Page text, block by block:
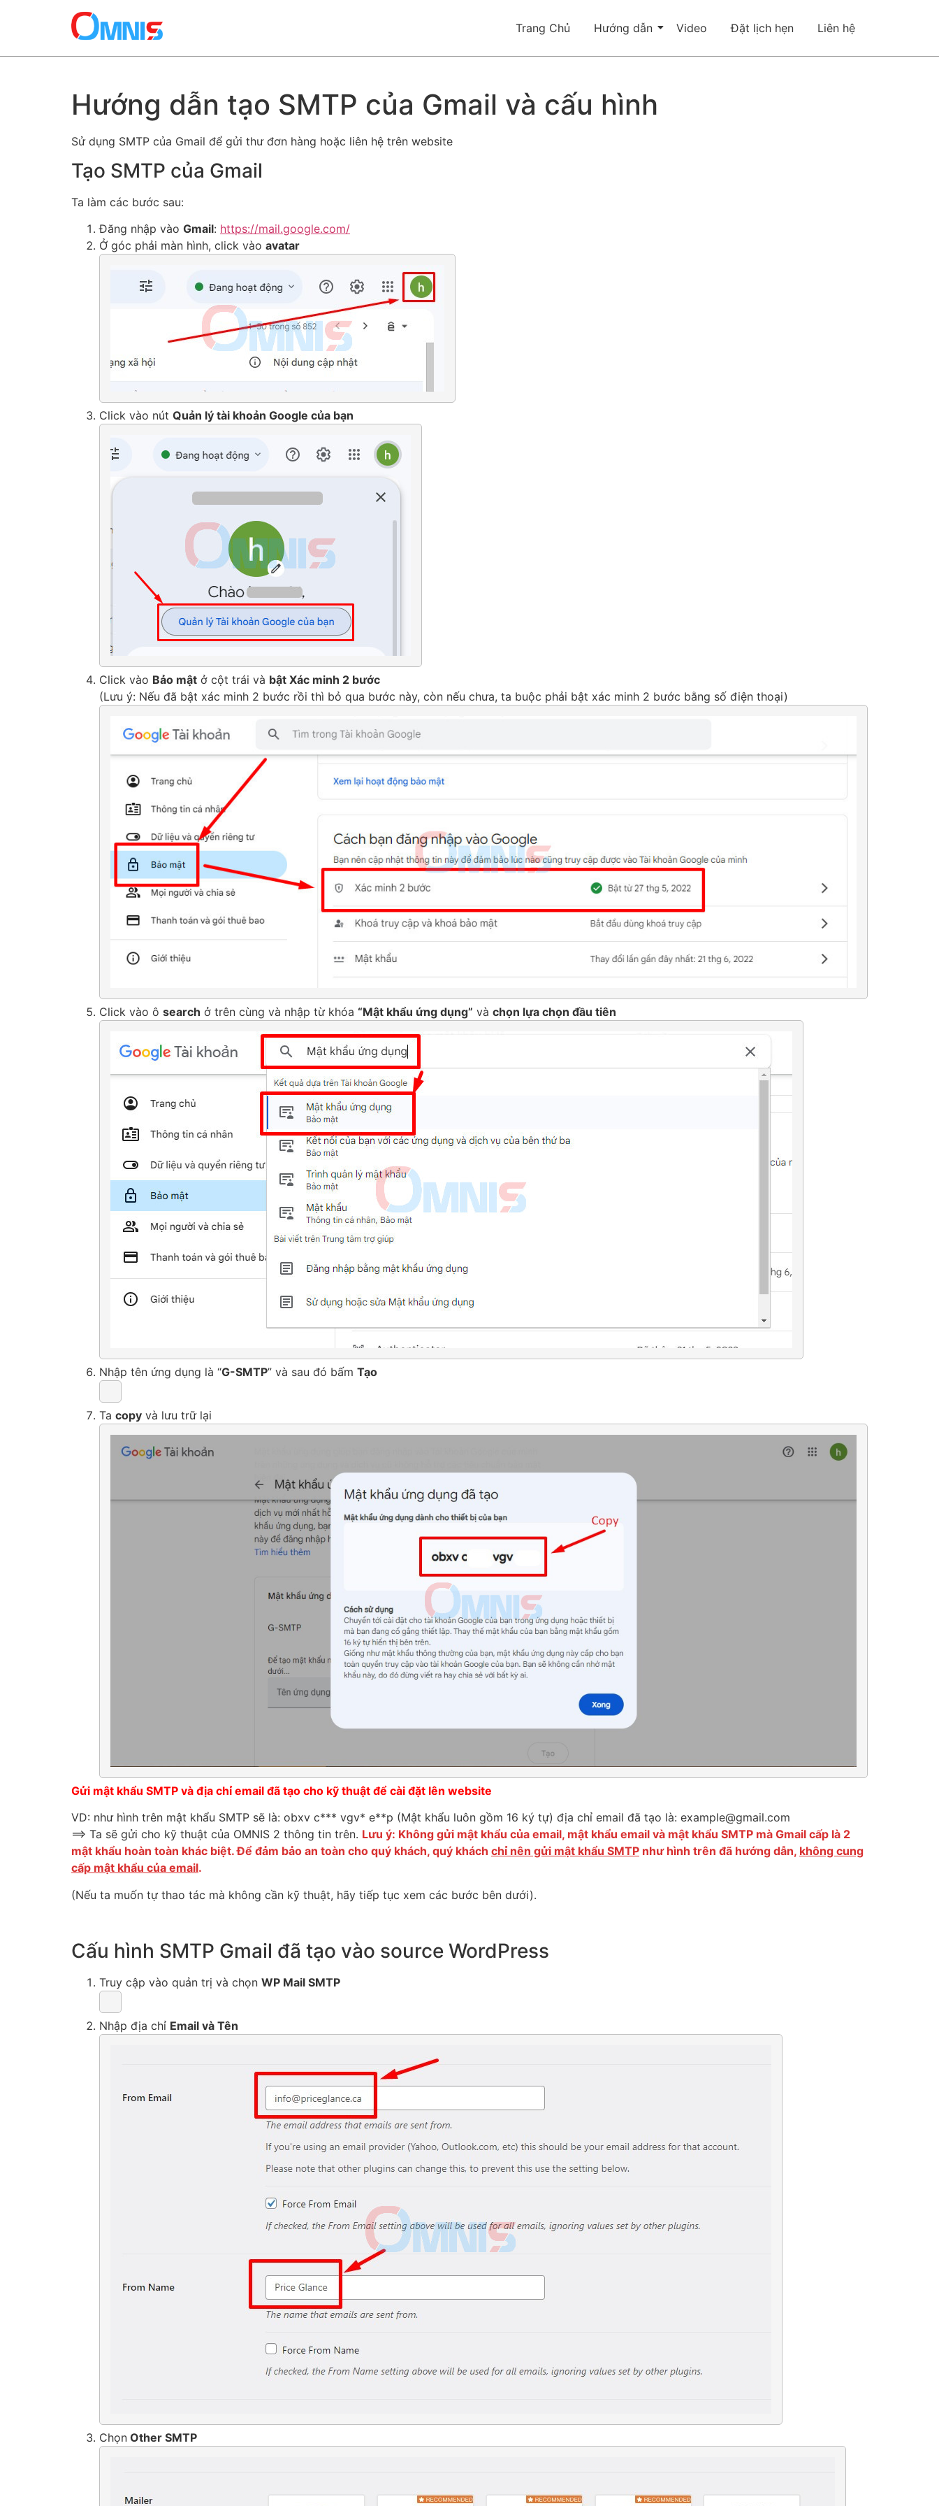
Trang Chủ Hướng dẫn Video Đặt lịch hẹn Liên hệ
Hướng dẫn tạo SMTP của Gmail và cấu hình
Sử dụng SMTP của Gmail để gửi thư đơn hàng hoặc liên hệ trên website
Tạo SMTP của Gmail
Ta làm các bước sau:
Đăng nhập vào Gmail: https://mail.google.com/
Ở góc phải màn hình, click vào avatar
Click vào nút Quản lý tài khoản Google của bạn
Click vào Bảo mật ở cột trái và bật Xác minh 2 bước
(Lưu ý: Nếu đã bật xác minh 2 bước rồi thì bỏ qua bước này, còn nếu chưa, ta buộc phải bật xác minh 2 bước bằng số điện thoại)
Click vào ô search ở trên cùng và nhập từ khóa “Mật khẩu ứng dụng” và chọn lựa chọn đầu tiên
Nhập tên ứng dụng là “G-SMTP” và sau đó bấm Tạo
Ta copy và lưu trữ lại
Gửi mật khẩu SMTP và địa chỉ email đã tạo cho kỹ thuật để cài đặt lên website
VD: như hình trên mật khẩu SMTP sẽ là: obxv c*** vgv* e**p (Mật khẩu luôn gồm 16 ký tự) địa chỉ email đã tạo là: example@gmail.com
==> Ta sẽ gửi cho kỹ thuật của OMNIS 2 thông tin trên. Lưu ý: Không gửi mật khẩu của email, mật khẩu email và mật khẩu SMTP mà Gmail cấp là 2
mật khẩu hoàn toàn khác biệt. Để đảm bảo an toàn cho quý khách, quý khách chỉ nên gửi mật khẩu SMTP như hình trên đã hướng dẫn, không cung
cấp mật khẩu của email.
(Nếu ta muốn tự thao tác mà không cần kỹ thuật, hãy tiếp tục xem các bước bên dưới).
Cấu hình SMTP Gmail đã tạo vào source WordPress
Truy cập vào quản trị và chọn WP Mail SMTP
Nhập địa chỉ Email và Tên
Chọn Other SMTP